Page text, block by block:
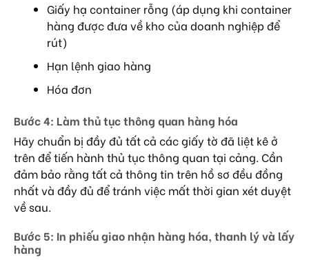
Giấy hạ container rỗng (áp dụng khi container
hàng được đưa về kho của doanh nghiệp để
rút)
Hạn lệnh giao hàng
Hóa đơn
Bước 4: Làm thủ tục thông quan hàng hóa
Hãy chuẩn bị đầy đủ tất cả các giấy tờ đã liệt kê ở
trên để tiến hành thủ tục thông quan tại cảng. Cần
đảm bảo rằng tất cả thông tin trên hồ sơ đều đồng
nhất và đầy đủ để tránh việc mất thời gian xét duyệt
về sau.
Bước 5: In phiếu giao nhận hàng hóa, thanh lý và lấy
hàng